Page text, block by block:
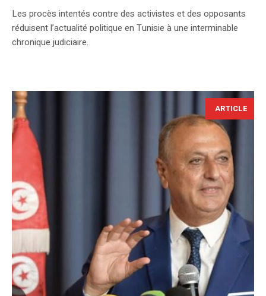
Les procès intentés contre des activistes et des opposants
réduisent l’actualité politique en Tunisie à une interminable
chronique judiciaire.
ARTICLE